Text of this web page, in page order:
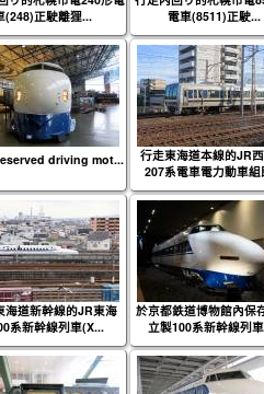
(248)正駛離狸...
電車(8511)正駛...
driving mot...
行走東海道本線的JR
207系電車電力動車組
海道新幹線的JR東海
系新幹線列車(X...
於京都鉄道博物館內保
立製100系新幹線列